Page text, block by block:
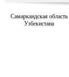
Самаркандская область
Узбекистана